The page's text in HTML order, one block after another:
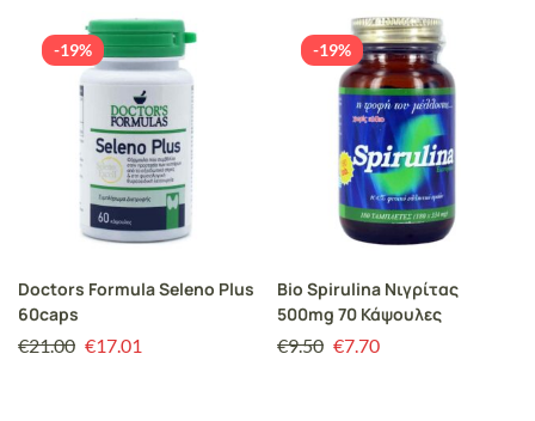
-19%
Doctors Formula Seleno Plus
60caps
€21.00 €17.01
-19%
Bio Spirulina Νιγρίτας
500mg 70 Κάψουλες
€9.50 €7.70